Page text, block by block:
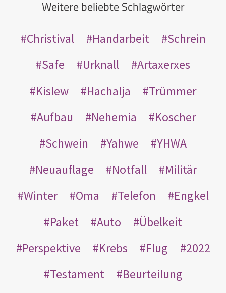
Weitere beliebte Schlagwörter
Christival Handarbeit
Schrein
Safe
Urknall
Artaxerxes
Kislew
Hachalja
Trümmer
Aufbau
Nehemia
Koscher
Schwein
Yahwe
YHWA
Neuauflage
Notfall
Militär
Winter
Oma Telefon
Engkel
Paket
Auto
Übelkeit
Perspektive
Krebs Flug
2022
Testament
Beurteilung